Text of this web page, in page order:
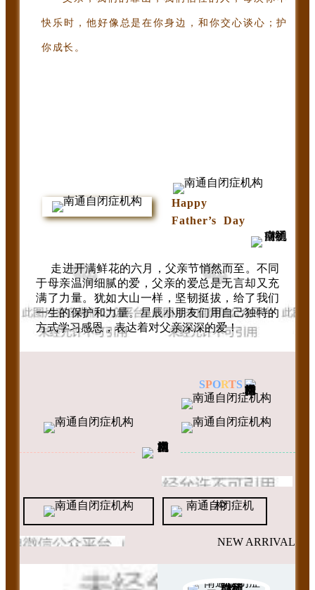
快乐时，他好像总是在你身边，和你交心谈心；护
你成长。
Happy
Father’s Day
走进开满鲜花的六月，父亲节悄然而至。不同
于母亲温润细腻的爱，父亲的爱总是无言却又充
满了力量。犹如大山一样，坚韧挺拔，给了我们
一生的保护和力量。星辰小朋友们用自己独特的
方式学习感恩，表达着对父亲深深的爱！
SPORTS
NEW ARRIVAL